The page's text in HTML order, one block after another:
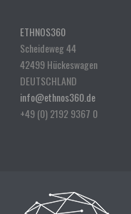
ETHNOS360
Scheideweg 44
42499 Hückeswagen
DEUTSCHLAND
info@ethnos360.de
+49 (0) 2192 9367 0